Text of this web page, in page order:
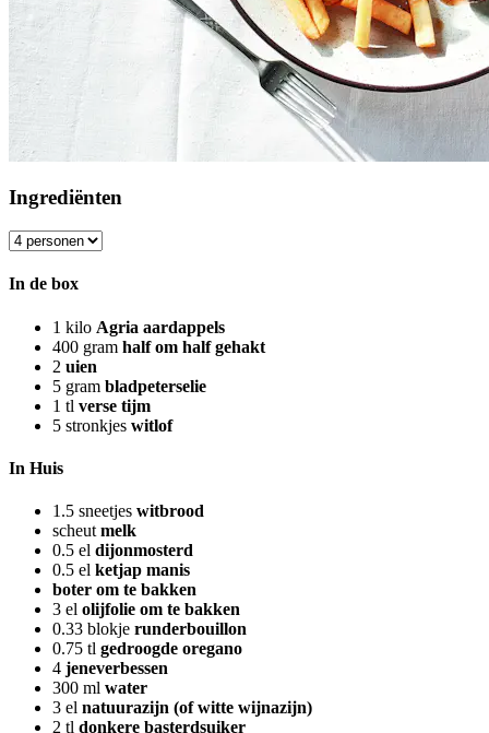
Ingrediënten
In de box
1 kilo Agria aardappels
400 gram half om half gehakt
2 uien
5 gram bladpeterselie
1 tl verse tijm
5 stronkjes witlof
In Huis
1.5 sneetjes witbrood
scheut melk
0.5 el dijonmosterd
0.5 el ketjap manis
boter om te bakken
3 el olijfolie om te bakken
0.33 blokje runderbouillon
0.75 tl gedroogde oregano
4 jeneverbessen
300 ml water
3 el natuurazijn (of witte wijnazijn)
2 tl donkere basterdsuiker